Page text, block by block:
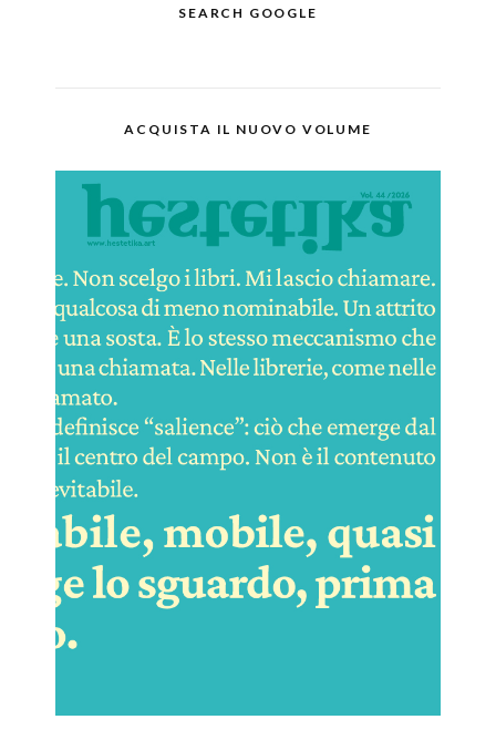
SEARCH GOOGLE
ACQUISTA IL NUOVO VOLUME